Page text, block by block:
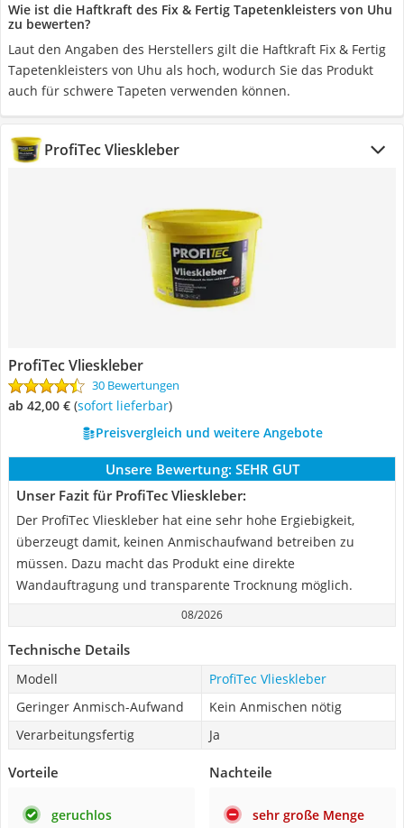
Wie ist die Haftkraft des Fix & Fertig Tapetenkleisters von Uhu
zu bewerten?
Laut den Angaben des Herstellers gilt die Haftkraft Fix & Fertig
Tapetenkleisters von Uhu als hoch, wodurch Sie das Produkt
auch für schwere Tapeten verwenden können.
ProfiTec Vlieskleber
ProfiTec Vlieskleber
30 Bewertungen
ab 42,00 € ( Sofort lieferbar)
Preisvergleich und weitere Angebote
Unsere Bewertung: SEHR GUT
Unser Fazit für ProfiTec Vlieskleber:
Der ProfiTec Vlieskleber hat eine sehr hohe Ergiebigkeit,
überzeugt damit, keinen Anmischaufwand betreiben zu
müssen. Dazu macht das Produkt eine direkte
Wandauftragung und transparente Trocknung möglich.
08/2026
Technische Details
Modell
ProfiTec Vlieskleber
Geringer Anmisch-Aufwand
Kein Anmischen nötig
Verarbeitungsfertig
Ja
Vorteile
geruchlos
Nachteile
sehr große Menge